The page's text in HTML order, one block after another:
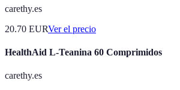
carethy.es
20.70 EURVer el precio
HealthAid L-Teanina 60 Comprimidos
carethy.es